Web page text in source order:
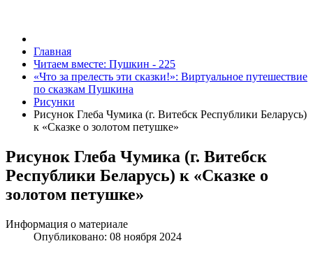
Главная
Читаем вместе: Пушкин - 225
«Что за прелесть эти сказки!»: Виртуальное путешествие
по сказкам Пушкина
Рисунки
Рисунок Глеба Чумика (г. Витебск Республики Беларусь)
к «Сказке о золотом петушке»
Рисунок Глеба Чумика (г. Витебск
Республики Беларусь) к «Сказке о
золотом петушке»
Информация о материале
Опубликовано: 08 ноября 2024